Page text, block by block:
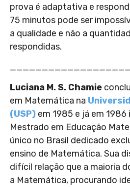
prova é adaptativa e
75 minutos pode ser
a qualidade e não a
respondidas.
Luciana M. S. Chamie
em Matemática na
(USP) em 1985 e já em 1986
Mestrado em Educação
único no Brasil dedicado
ensino de Matemática. Sua
difícil relação que a maioria
a Matemática, procurando